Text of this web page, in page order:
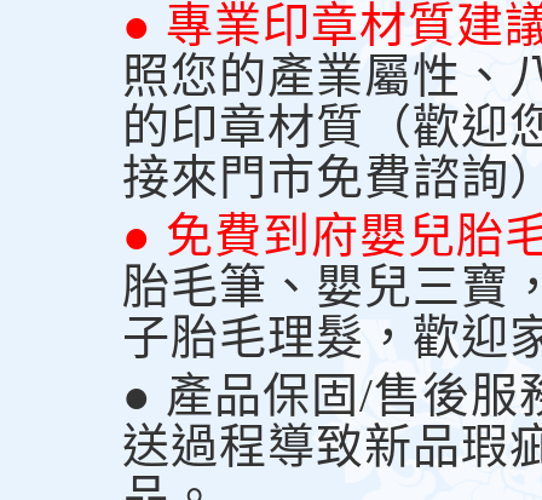
● 專業印章材質建
照您的產業屬性、
的印章材質（歡迎
接來門市免費諮詢
● 免費到府嬰兒胎
胎毛筆、嬰兒三寶
子胎毛理髮，歡迎
● 產品保固/售後服
送過程導致新品瑕